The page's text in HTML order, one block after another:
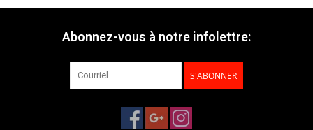
Abonnez-vous à notre infolettre:
S'ABONNER